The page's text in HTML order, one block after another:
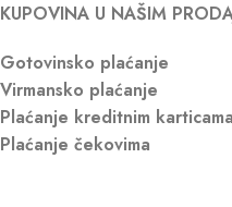
KUPOVINA U NAŠIM
Gotovinsko plaćanje
Virmansko plaćanje
Plaćanje kreditnim karticama
Plaćanje čekovima